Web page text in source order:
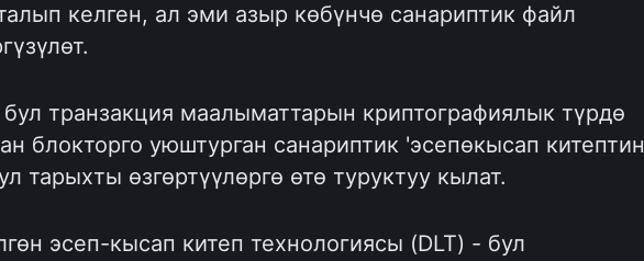
келген, ал эми азыр көбүнчө санариптик файл
транзакция маалыматтарын криптографиялык түрдө
блокторго уюштурган санариптик 'эсепөкысап китептин
тарыхты өзгөртүүлөргө өтө туруктуу кылат.
эсеп-кысап китеп технологиясы (DLT) - бул